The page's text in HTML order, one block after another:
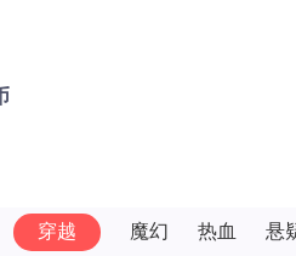
穿越 魔幻 热血 悬